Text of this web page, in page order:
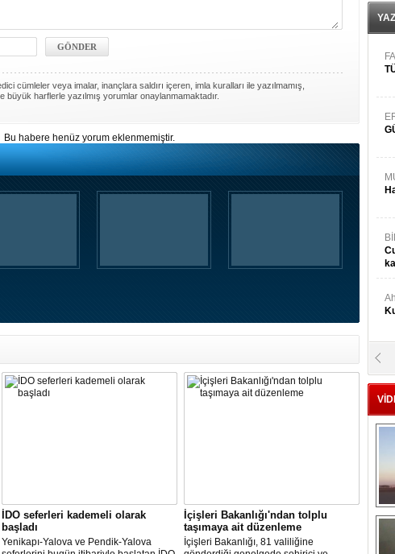
cümleler veya imalar, inançlara saldırı içeren, imla kuralları ile yazılmamış,
harflerle yazılmış yorumlar onaylanmamaktadır.
Bu habere henüz yorum eklenmemiştir.
İDO seferleri kademeli olarak
başladı
Yenikapı-Yalova ve Pendik-Yalova
İçişleri Bakanlığı'ndan tolplu
taşımaya ait düzenleme
İçişleri Bakanlığı, 81 valiliğine